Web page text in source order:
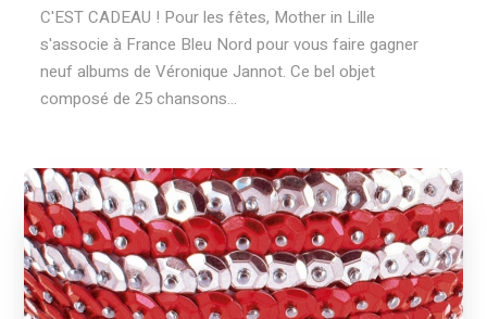
C'EST CADEAU ! Pour les fêtes, Mother in Lille
s'associe à France Bleu Nord pour vous faire gagner
neuf albums de Véronique Jannot. Ce bel objet
composé de 25 chansons...